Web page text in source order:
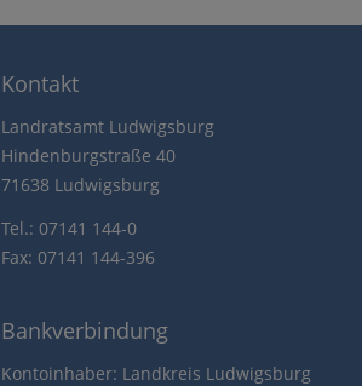
Kontakt
Landratsamt Ludwigsburg
Hindenburgstraße 40
71638 Ludwigsburg
Tel.: 07141 144-0
Fax: 07141 144-396
Bankverbindung
Kontoinhaber: Landkreis Ludwigsburg